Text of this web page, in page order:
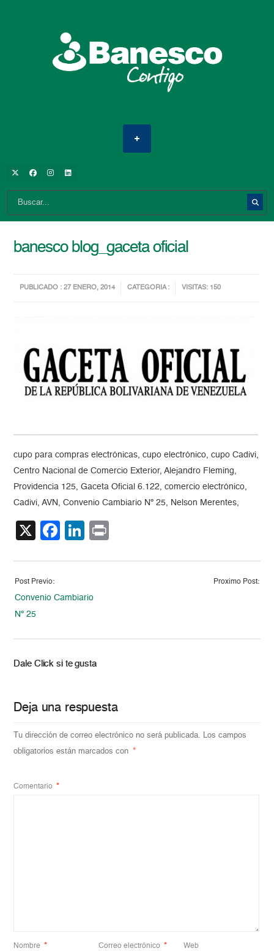
banesco blog_gaceta oficial
PUBLICADO : 27 ENERO, 2014 CATEGORIA : VISITAS: 150
cupo para compras electrónicas, cupo electrónico, cupo Cadivi,
Centro Nacional de Comercio Exterior, Alejandro Fleming,
Providencia 125, Gaceta Oficial 6.122, comercio electrónico,
Cadivi, AVN, Convenio Cambiario Nº 25, Nelson Merentes,
X Facebook
LinkedIn
Post Previo:
Convenio Cambiario
Nº 25
Proximo Post:
Dale Click si te gusta
Deja una respuesta
Tu dirección de correo electrónico no será publicada. Los campos
obligatorios están marcados con
*
Comentario *
Nombre * Correo electrónico * Web